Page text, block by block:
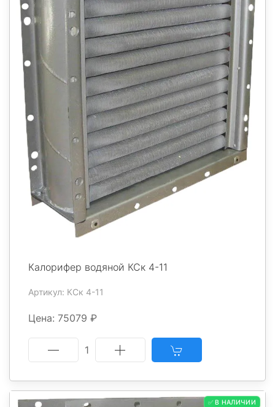
Калорифер водяной КСк 4-11
Артикул: КСк 4-11
Цена: 75079 ₽
1
✅ В НАЛИЧИИ